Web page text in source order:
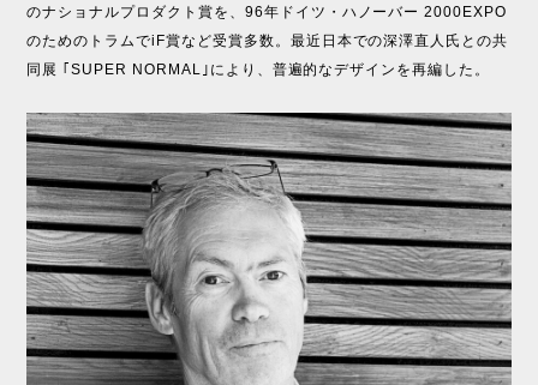
のナショナルプロダクト賞を、96年ドイツ・ハノーバー 2000EXPO
のためのトラムでiF賞など受賞多数。最近日本での深澤直人氏との共
同展 ｢SUPER NORMAL｣により、普遍的なデザインを再編した。